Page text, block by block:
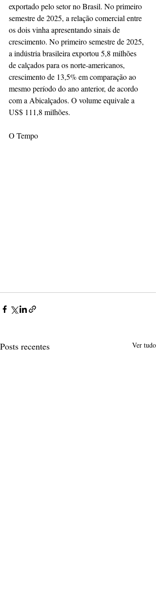
exportado pelo setor no Brasil. No primeiro
semestre de 2025, a relação comercial entre
os dois vinha apresentando sinais de
crescimento. No primeiro semestre de 2025,
a indústria brasileira exportou 5,8 milhões
de calçados para os norte-americanos,
crescimento de 13,5% em comparação ao
mesmo período do ano anterior, de acordo
com a Abicalçados. O volume equivale a
US$ 111,8 milhões.
O Tempo
Posts recentes Ver tudo